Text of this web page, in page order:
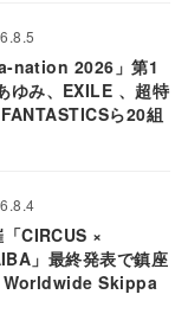
nation 2026」第1
ゆみ、EXILE 、超特
ら20組
CIRCUS ×
」最終発表で鎮座
Worldwide Skippa